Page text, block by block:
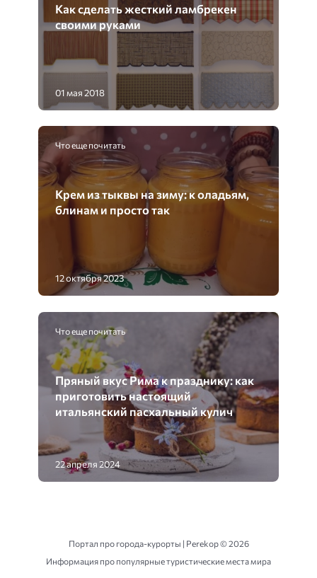
Как сделать жесткий ламбрекен
своими руками
01 мая 2018
Что еще почитать
Крем из тыквы на зиму: к оладьям,
блинам и просто так
12 октября 2023
Что еще почитать
Пряный вкус Рима к празднику: как
приготовить настоящий
итальянский пасхальный кулич
22 апреля 2024
Портал про города-курорты | Perekop ©2026
Информация про популярные туристические места мира